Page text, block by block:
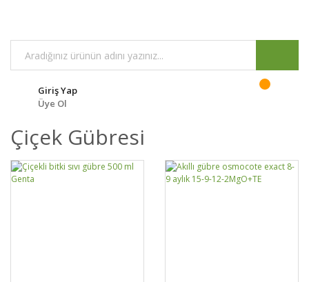
Giriş Yap
Üye Ol
Çiçek Gübresi